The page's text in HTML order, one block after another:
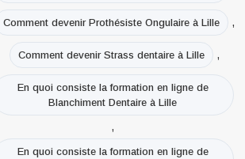
Comment devenir Prothésiste Ongulaire à Lille ,
Comment devenir Strass dentaire à Lille ,
En quoi consiste la formation en ligne de
Blanchiment Dentaire à Lille
,
En quoi consiste la formation en ligne de